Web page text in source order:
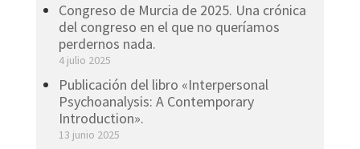
Congreso de Murcia de 2025. Una crónica
del congreso en el que no queríamos
perdernos nada.
4 julio 2025
Publicación del libro «Interpersonal
Psychoanalysis: A Contemporary
Introduction».
13 junio 2025